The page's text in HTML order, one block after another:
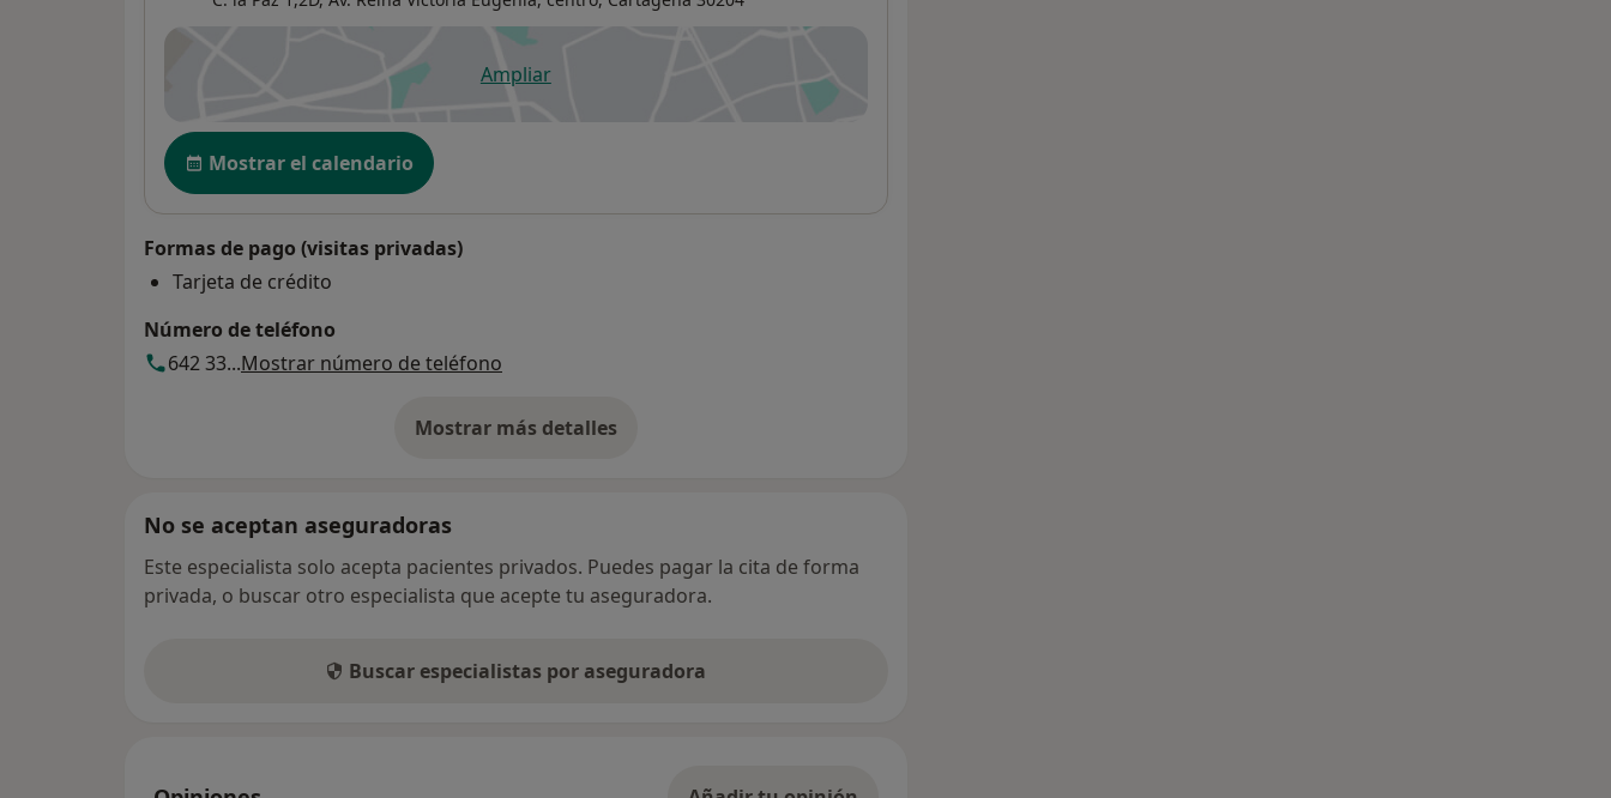
Ampliarse abre en una nueva pestaña
Disponibilidad
Mostrar el calendario
Formas de pago (visitas privadas)
Tarjeta de crédito
Número de teléfono
642 33...Mostrar número de teléfono
Mostrar más detalles
sobre la dirección
No se aceptan aseguradoras
Este especialista solo acepta pacientes privados. Puedes pagar la cita de forma
privada, o buscar otro especialista que acepte tu aseguradora.
Buscar especialistas por aseguradora